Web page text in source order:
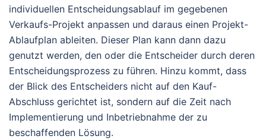
individuellen Entscheidungsablauf im gegebenen
Verkaufs-Projekt anpassen und daraus einen Projekt-
Ablaufplan ableiten. Dieser Plan kann dann dazu
genutzt werden, den oder die Entscheider durch deren
Entscheidungsprozess zu führen. Hinzu kommt, dass
der Blick des Entscheiders nicht auf den Kauf-
Abschluss gerichtet ist, sondern auf die Zeit nach
Implementierung und Inbetriebnahme der zu
beschaffenden Lösung.